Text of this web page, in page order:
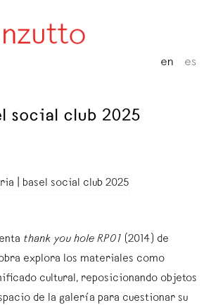
en es
social club 2025
thank you hole RP01 (2014) de
explora los materiales como
cultural, reposicionando objetos
de la galería para cuestionar su